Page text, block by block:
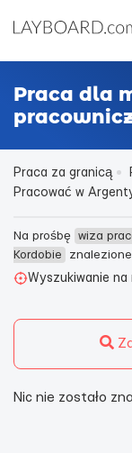
Praca dla
Praca za granicą
Pracować w
Na prośbę wiza
Kordobie
znalezione
Wyszukiwanie na
Nic nie zostało